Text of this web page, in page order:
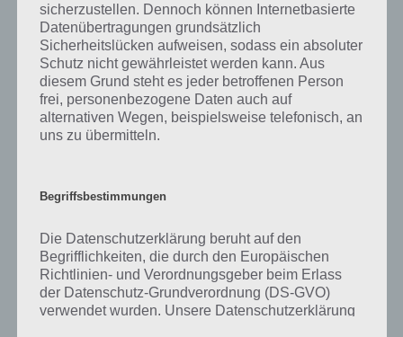
Zu China haben wir zunächst keine weiteren Informationen parat!
Auf WhatsApp teilen Teilen auf Facebook
Mehr Artikel hier auf Touchportal
sicherzustellen. Dennoch können Internetbasierte
Datenübertragungen grundsätzlich
Sicherheitslücken aufweisen, sodass ein absoluter
Schutz nicht gewährleistet werden kann. Aus
diesem Grund steht es jeder betroffenen Person
frei, personenbezogene Daten auch auf
alternativen Wegen, beispielsweise telefonisch, an
uns zu übermitteln.
Begriffsbestimmungen
Die Datenschutzerklärung beruht auf den
Begrifflichkeiten, die durch den Europäischen
Richtlinien- und Verordnungsgeber beim Erlass
der Datenschutz-Grundverordnung (DS-GVO)
verwendet wurden. Unsere Datenschutzerklärung